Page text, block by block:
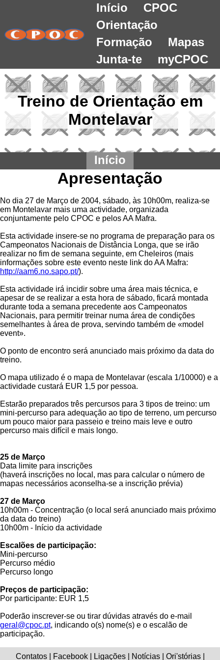
Início
CPOC
Orientação
Formação
Mapas
Junta-te
myCPOC
Treino de Orientação em
Montelavar
Início
Apresentação
No dia 27 de Março de 2004, sábado, às 10h00m, realiza-se
em Montelavar mais uma actividade, organizada
conjuntamente pelo CPOC e pelos AA Mafra.
Esta actividade insere-se no programa de preparação para os
Campeonatos Nacionais de Distância Longa, que se irão
realizar no fim de semana seguinte, em Cheleiros (mais
informações sobre este evento neste link do AA Mafra:
http://aam6.no.sapo.pt/).
Esta actividade irá incidir sobre uma área mais técnica, e
apesar de se realizar a esta hora de sábado, ficará montada
durante toda a semana precedente aos Campeonatos
Nacionais, para permitir treinar numa área de condições
semelhantes à área de prova, servindo também de «model
event».
O ponto de encontro será anunciado mais próximo da data do
treino.
O mapa utilizado é o mapa de Montelavar (escala 1/10000) e a
actividade custará EUR 1,5 por pessoa.
Estarão preparados três percursos para 3 tipos de treino: um
mini-percurso para adequação ao tipo de terreno, um percurso
um pouco maior para passeio e treino mais leve e outro
percurso mais difícil e mais longo.
25 de Março
Data limite para inscrições
(haverá inscrições no local, mas para calcular o número de
mapas necessários aconselha-se a inscrição prévia)
27 de Março
10h00m - Concentração (o local será anunciado mais próximo
da data do treino)
10h00m - Início da actividade
Escalões de participação:
Mini-percurso
Percurso médio
Percurso longo
Preços de participação:
Por participante: EUR 1,5
Poderão inscrever-se ou tirar dúvidas através do e-mail
geral@cpoc.pt, indicando o(s) nome(s) e o escalão de
participação.
Contatos | Facebook | Ligações | Notícias | Ori'stórias |